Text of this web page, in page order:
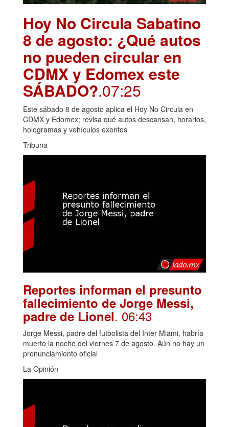
Hoy No Circula Sabatino
8 de agosto: ¿Qué autos
no pueden circular en
CDMX y Edomex este
SÁBADO?.07:25
Este sábado 8 de agosto aplica el Hoy No Circula en
CDMX y Edomex; revisa qué autos descansan, horarios,
hologramas y vehículos exentos
Tribuna
Reportes informan el presunto
fallecimiento de Jorge Messi,
padre de Lionel. 06:43
Jorge Messi, padre del futbolista del Inter Miami, habría
muerto la noche del viernes 7 de agosto. Aún no hay un
pronunciamiento oficial
La Opinión